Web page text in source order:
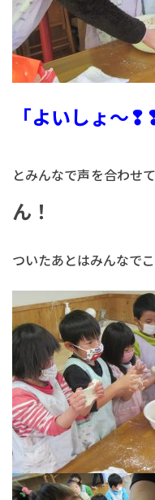
「よいしょ～
とみんなで声を合わ
ん！
ついたあとはみんなで